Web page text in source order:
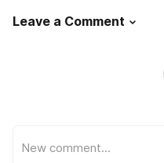
Leave a Comment